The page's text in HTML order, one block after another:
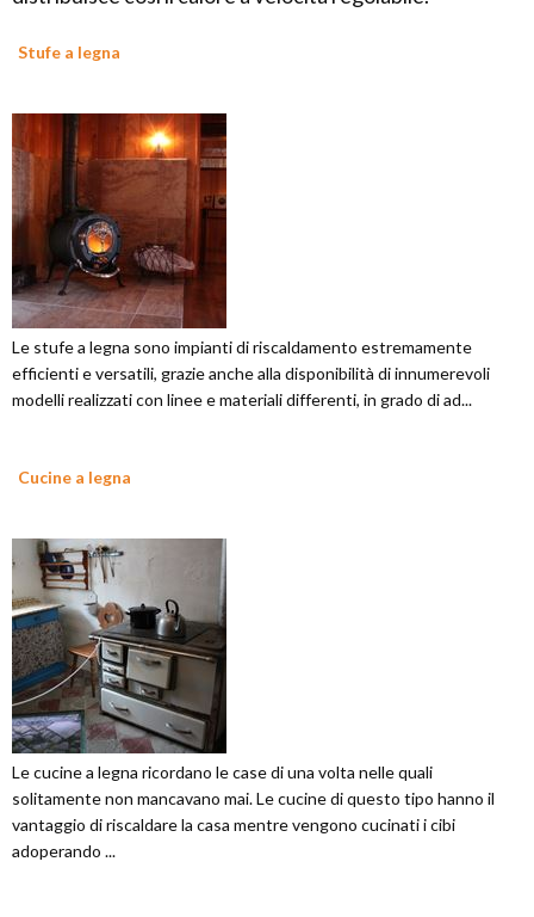
Stufe a legna
Le stufe a legna sono impianti di riscaldamento estremamente
efficienti e versatili, grazie anche alla disponibilità di innumerevoli
modelli realizzati con linee e materiali differenti, in grado di ad...
Cucine a legna
Le cucine a legna ricordano le case di una volta nelle quali
solitamente non mancavano mai. Le cucine di questo tipo hanno il
vantaggio di riscaldare la casa mentre vengono cucinati i cibi
adoperando ...